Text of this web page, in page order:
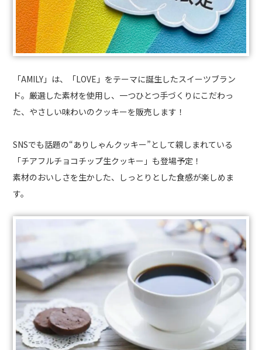
「AMILY」は、「LOVE」をテーマに誕生したスイーツブラン
ド。厳選した素材を使用し、一つひとつ手づくりにこだわっ
た、やさしい味わいのクッキーを販売します！
SNSでも話題の“ありしゃんクッキー”として親しまれている
「チアフルチョコチップ生クッキー」も登場予定！
素材のおいしさを生かした、しっとりとした食感が楽しめま
す。